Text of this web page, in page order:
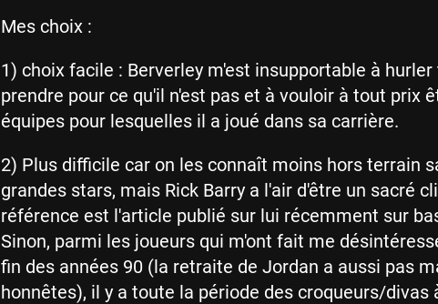
Mes choix :
1) choix facile : Berverley m'est insupportable à
prendre pour ce qu'il n'est pas et à vouloir à tout prix
équipes pour lesquelles il a joué dans sa carrière.
2) Plus difficile car on les connaît moins hors terrain
grandes stars, mais Rick Barry a l'air d'être un sacré
référence est l'article publié sur lui récemment sur
Sinon, parmi les joueurs qui m'ont fait me
fin des années 90 (la retraite de Jordan a aussi pas
honnêtes), il y a toute la période des croqueurs/divas